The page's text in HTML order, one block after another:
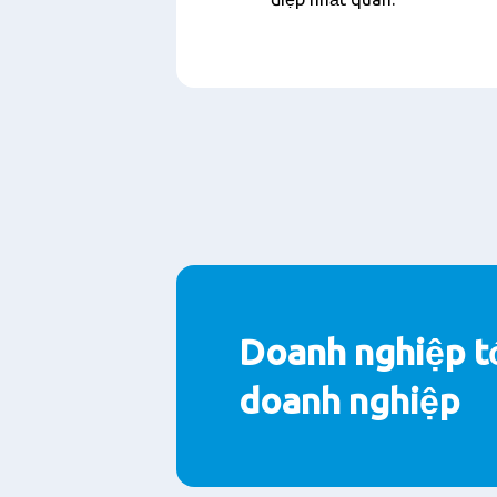
Doanh nghiệp
doanh nghiệp